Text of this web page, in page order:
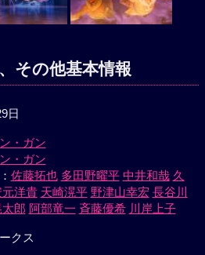
その他基本情報
日
・ガン
・ガン
： 佐藤拓也 多田野曜平 中井和哉 久
元洋貴 天崎滉平 野津山幸宏 長谷川
郎 阿部竜一 斉藤優希 川岸上子
クス